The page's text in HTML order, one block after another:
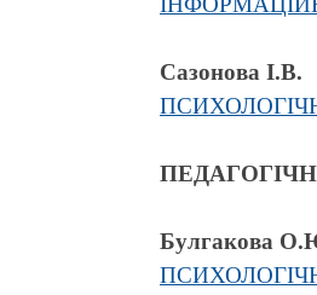
Сазонова І.В.
Булгакова